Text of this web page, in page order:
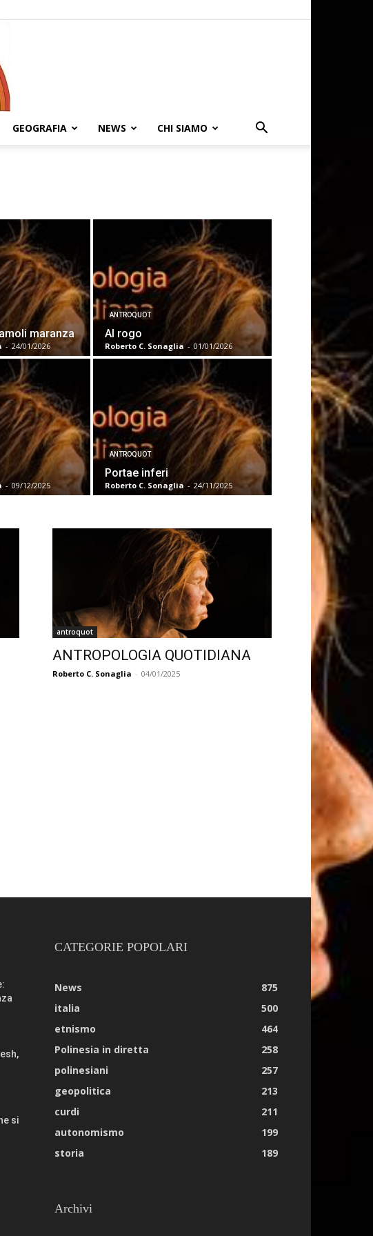
GEOGRAFIA NEWS CHI SIAMO
maranza
- 24/01/2026
ANTROQUOT
Al rogo
Roberto C. Sonaglia - 01/01/2026
- 09/12/2025
ANTROQUOT
Portae inferi
Roberto C. Sonaglia - 24/11/2025
antroquot
ANTROPOLOGIA QUOTIDIANA
Roberto C. Sonaglia - 04/01/2025
si
CATEGORIE POPOLARI
News
875
italia
500
etnismo
464
Polinesia in diretta
258
polinesiani
257
geopolitica
213
curdi
211
autonomismo
199
storia
189
Archivi